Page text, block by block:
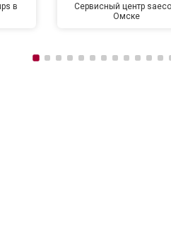
в
Сервисный центр
Омске